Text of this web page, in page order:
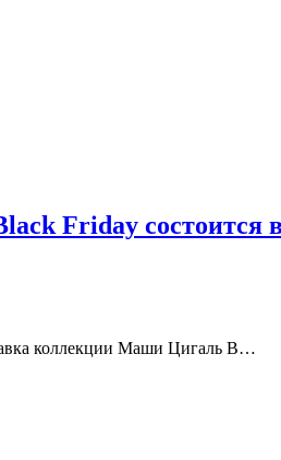
Friday
коллекции Маши Цигаль В…